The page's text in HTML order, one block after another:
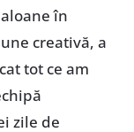
în
creativă, a
tot ce am
zile de